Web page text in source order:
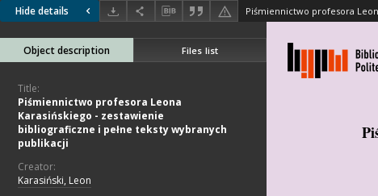
Hide details
Object description Files list
Title:
Piśmiennictwo profesora Leona
Karasińskiego - zestawienie
bibliograficzne i pełne teksty wybranych
publikacji
Creator:
Karasiński, Leon